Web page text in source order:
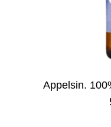
Appelsin.